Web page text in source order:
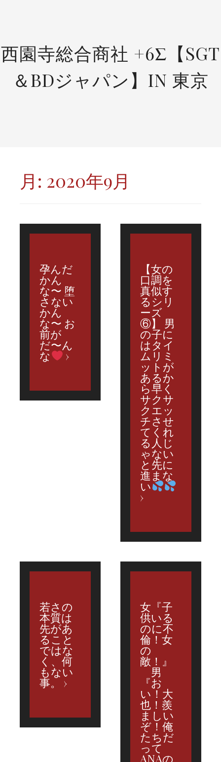
西園寺総合商社 +6Σ【SGT
＆BDジャパン】IN 東京
月: 2020年9月
孕んだ
かん
な〜 堕
さない
かん
な〜 お
前が
だ〜ん
な
【女の
口調を
真似す
るシリ
ーズ
⑥】 男
の子に
はタイ
ムリミ
ットが
あるか
ら早く
サクサ
クエッ
チさせ
てくれ
る人じ
ゃない
と先に
進まな
い
若さの
本質は
先があ
ること
ではな
く、何
もない
事。
女『子
供いる
のに不
倫！女
の
敵！』
男
『お
い！大
也！羨
ましい
ぞ！俺
たちだ
って
ANAの